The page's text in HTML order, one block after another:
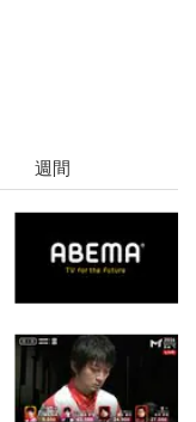
週間